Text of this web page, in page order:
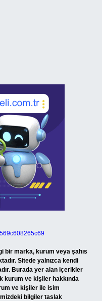
bir marka, kurum veya şahıs
Sitede yalnızca kendi
Burada yer alan içerikler
kurum ve kişiler hakkında
ve kişiler ile isim
bilgiler taslak